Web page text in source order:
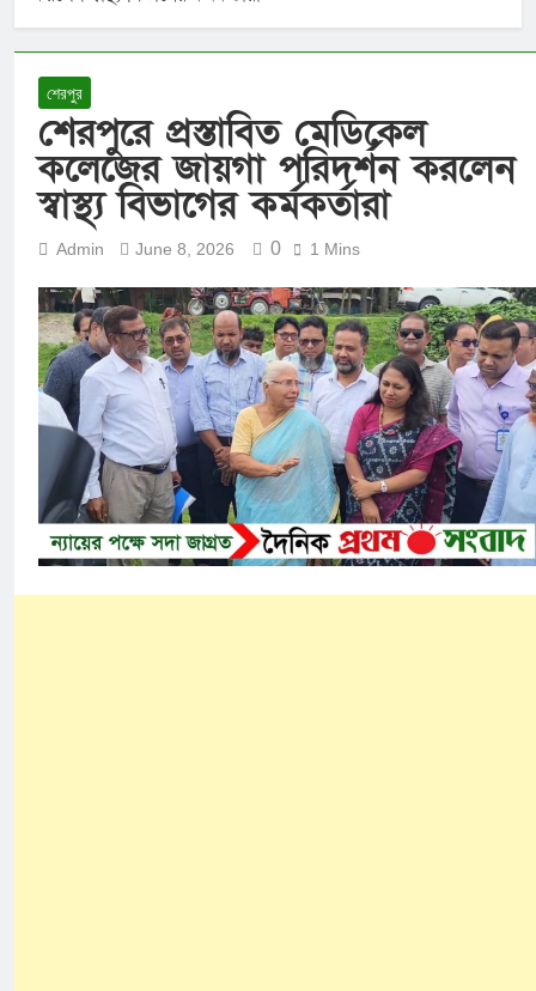
শেরপুর
শেরপুরে প্রস্তাবিত মেডিকেল
কলেজের জায়গা পরিদর্শন করলেন
স্বাস্থ্য বিভাগের কর্মকর্তারা
Admin June 8, 2026 0 1 Mins